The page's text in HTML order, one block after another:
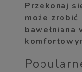
Przekonaj
może
bawełniana